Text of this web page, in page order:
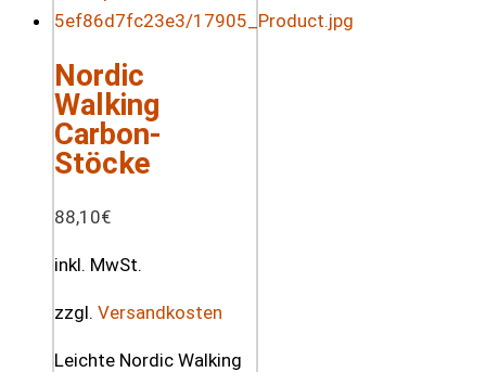
Nordic
Walking
Carbon-
Stöcke
88,10€
inkl. MwSt.
zzgl. Versandkosten
Leichte Nordic Walking